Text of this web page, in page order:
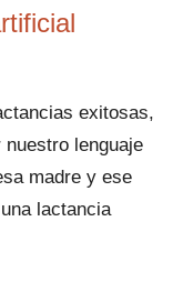
exitosas,
lenguaje
madre y ese
lactancia